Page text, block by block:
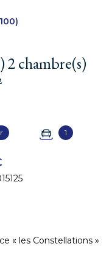
1
« les Constellations »